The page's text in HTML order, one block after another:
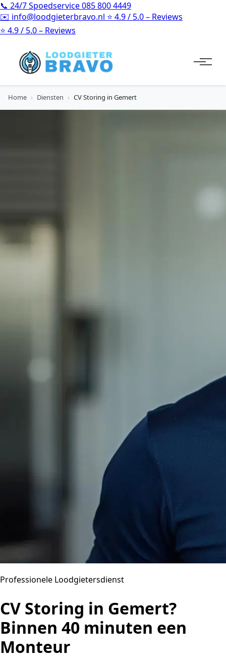
📞 24/7 Spoedservice085 800 4449
✉️ info@loodgieterbravo.nl ⭐ 4.9 / 5.0 – Reviews
⭐ 4.9 / 5.0 – Reviews
Home › Diensten › CV Storing in Gemert
Professionele Loodgietersdienst
CV Storing in Gemert?
Binnen 40 minuten een
Monteur